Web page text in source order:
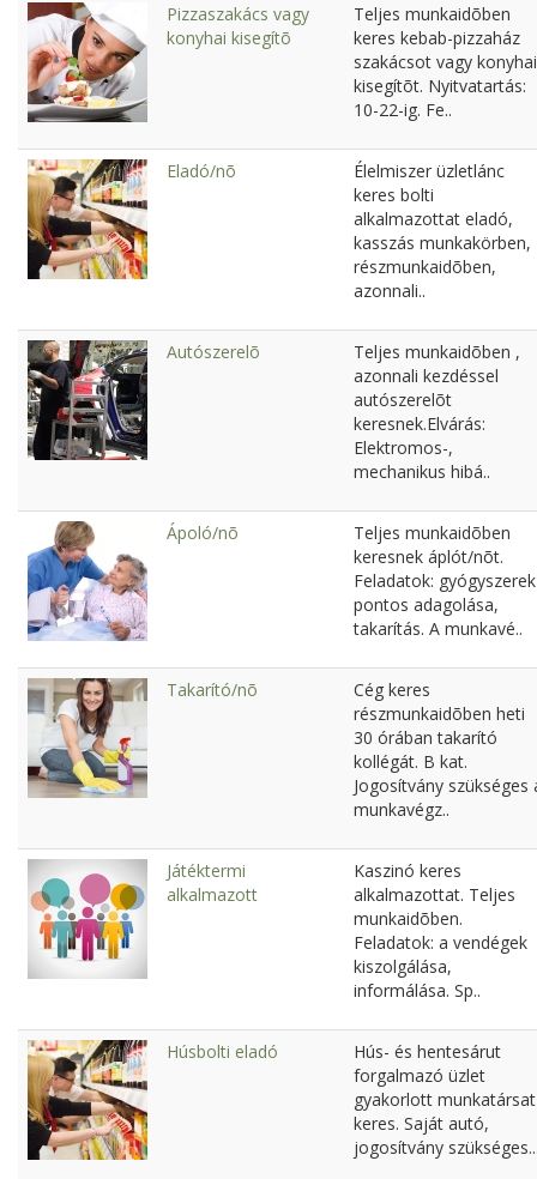
Pizzaszakács vagy
konyhai kisegítõ
Teljes munkaidõben
keres kebab-pizzaház
szakácsot vagy konyhai
kisegítõt. Nyitvatartás:
10-22-ig. Fe..
Eladó/nõ
Élelmiszer üzletlánc
keres bolti
alkalmazottat eladó,
kasszás munkakörben,
részmunkaidõben,
azonnali..
Autószerelõ
Teljes munkaidõben ,
azonnali kezdéssel
autószerelõt
keresnek.Elvárás:
Elektromos-,
mechanikus hibá..
Ápoló/nõ
Teljes munkaidõben
keresnek áplót/nõt.
Feladatok: gyógyszerek
pontos adagolása,
takarítás. A munkavé..
Takarító/nõ
Cég keres
részmunkaidõben heti
30 órában takarító
kollégát. B kat.
Jogosítvány szükséges
munkavégz..
Játéktermi
alkalmazott
Kaszinó keres
alkalmazottat. Teljes
munkaidõben.
Feladatok: a vendégek
kiszolgálása,
informálása. Sp..
Húsbolti eladó
Hús- és hentesárut
forgalmazó üzlet
gyakorlott munkatársat
keres. Saját autó,
jogosítvány